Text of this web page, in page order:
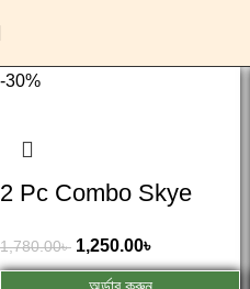
-30%
2 Pc Combo Skye
1,780.00৳ 1,250.00৳